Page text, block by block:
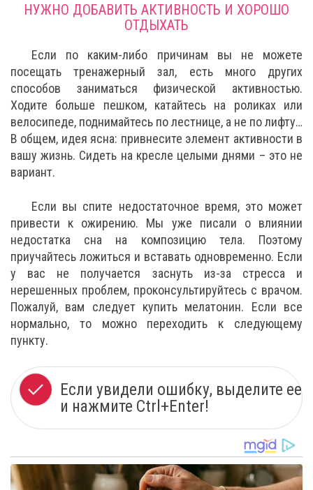
НУЖНО ДОБАВИТЬ АКТИВНОСТЬ И ХОРОШО
ОТДЫХАТЬ
Если по каким-либо причинам вы не можете
посещать тренажерный зал, есть много других
способов заниматься физической активностью.
Ходите больше пешком, катайтесь на роликах или
велосипеде, поднимайтесь по лестнице, а не по лифту…
В общем, идея ясна: привнесите элемент активности в
вашу жизнь. Сидеть на кресле целыми днями – это не
вариант.
Если вы спите недостаточное время, это может
привести к ожирению. Мы уже писали о влиянии
недостатка сна на композицию тела. Поэтому
приучайтесь ложиться и вставать одновременно. Если
у вас не получается заснуть из-за стресса и
нерешенных проблем, проконсультируйтесь с врачом.
Пожалуй, вам следует купить мелатонин. Если все
нормально, то можно переходить к следующему
пункту.
Если увидели ошибку, выделите ее
и нажмите Ctrl+Enter!